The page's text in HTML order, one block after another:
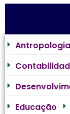
Antropologia
Educação